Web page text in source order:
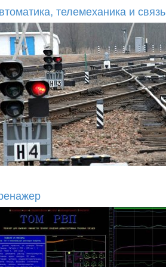
телемеханика и связь